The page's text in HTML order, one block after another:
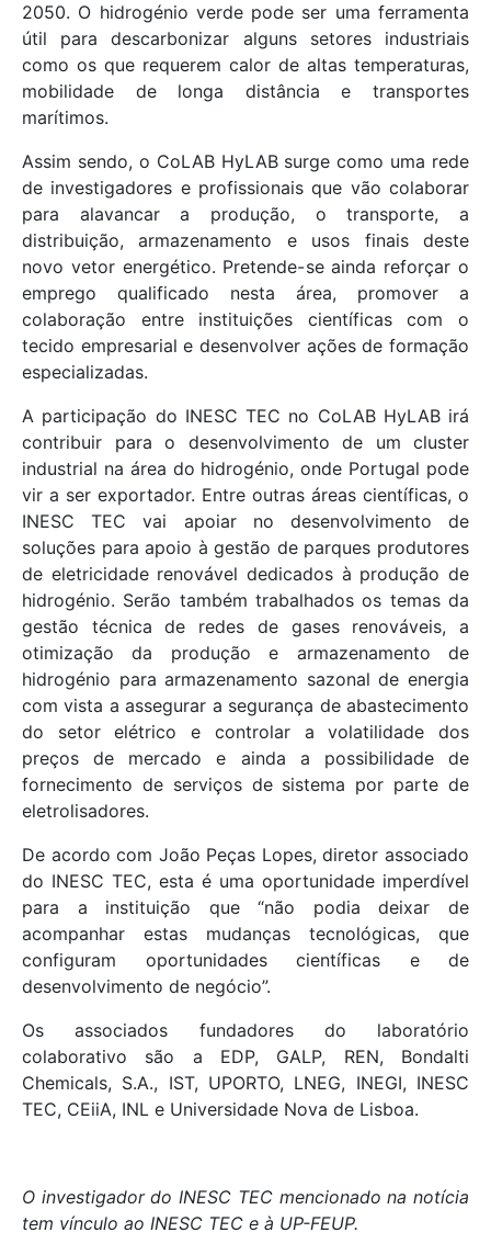
2050. O hidrogénio verde pode ser uma ferramenta
útil para descarbonizar alguns setores industriais
como os que requerem calor de altas temperaturas,
mobilidade de longa distância e transportes
marítimos.
Assim sendo, o CoLAB HyLAB surge como uma rede
de investigadores e profissionais que vão colaborar
para alavancar a produção, o transporte, a
distribuição, armazenamento e usos finais deste
novo vetor energético. Pretende-se ainda reforçar o
emprego qualificado nesta área, promover a
colaboração entre instituições científicas com o
tecido empresarial e desenvolver ações de formação
especializadas.
A participação do INESC TEC no CoLAB HyLAB irá
contribuir para o desenvolvimento de um cluster
industrial na área do hidrogénio, onde Portugal pode
vir a ser exportador. Entre outras áreas científicas, o
INESC TEC vai apoiar no desenvolvimento de
soluções para apoio à gestão de parques produtores
de eletricidade renovável dedicados à produção de
hidrogénio. Serão também trabalhados os temas da
gestão técnica de redes de gases renováveis, a
otimização da produção e armazenamento de
hidrogénio para armazenamento sazonal de energia
com vista a assegurar a segurança de abastecimento
do setor elétrico e controlar a volatilidade dos
preços de mercado e ainda a possibilidade de
fornecimento de serviços de sistema por parte de
eletrolisadores.
De acordo com João Peças Lopes, diretor associado
do INESC TEC, esta é uma oportunidade imperdível
para a instituição que “não podia deixar de
acompanhar estas mudanças tecnológicas, que
configuram oportunidades científicas e de
desenvolvimento de negócio”.
Os associados fundadores do laboratório
colaborativo são a EDP, GALP, REN, Bondalti
Chemicals, S.A., IST, UPORTO, LNEG, INEGI, INESC
TEC, CEiiA, INL e Universidade Nova de Lisboa.
O investigador do INESC TEC mencionado na notícia
tem vínculo ao INESC TEC e à UP-FEUP.